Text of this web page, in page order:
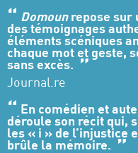
Domounrepose sur
des témoignages
éléments scéniques
chaque mot et geste,
sans excès.
Journal.re
En comédien et
déroule son récit qui,
les « i » de l’injustice
brûle la mémoire.